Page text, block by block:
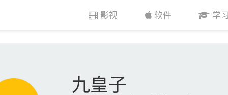
影视 软件 学习
九皇子